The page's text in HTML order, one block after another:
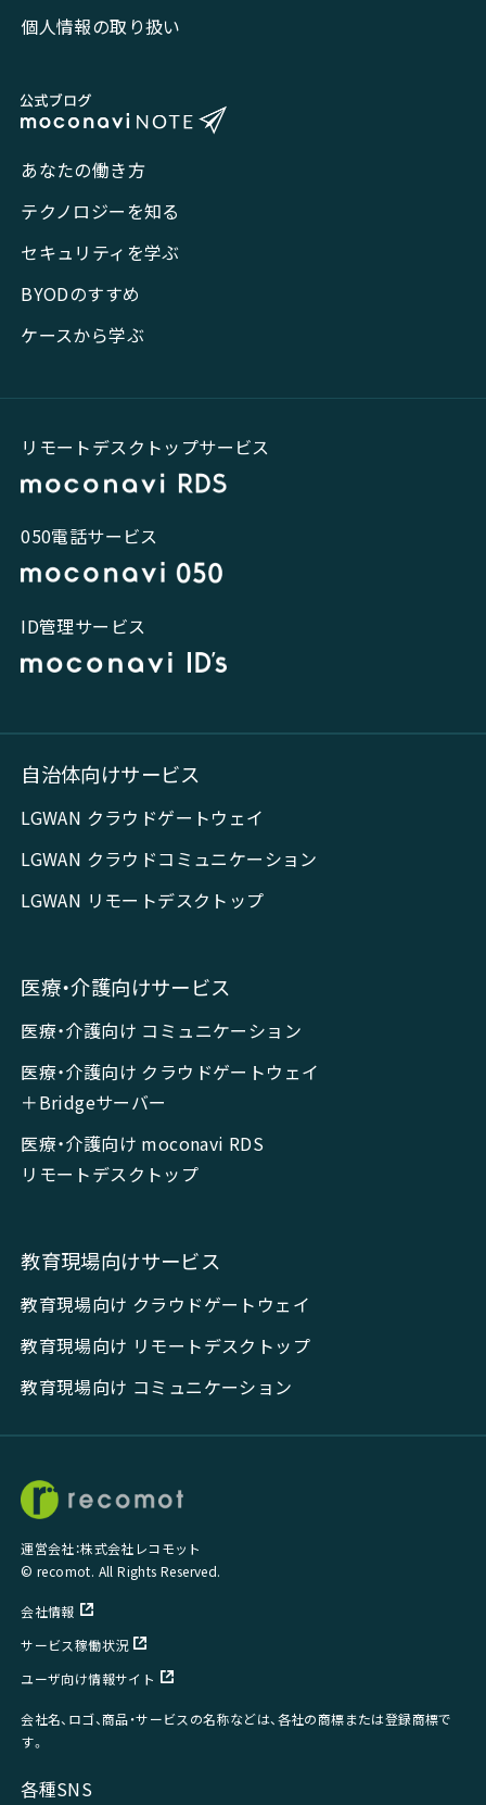
個人情報の取り扱い
あなたの働き方
テクノロジーを知る
セキュリティを学ぶ
BYODのすすめ
ケースから学ぶ
リモートデスクトップサービス
050電話サービス
ID管理サービス
自治体向けサービス
LGWAN クラウドゲートウェイ
LGWAN クラウドコミュニケーション
LGWAN リモートデスクトップ
医療・介護向けサービス
医療・介護向け コミュニケーション
医療・介護向け クラウドゲートウェイ
＋Bridgeサーバー
医療・介護向け moconavi RDS
リモートデスクトップ
教育現場向けサービス
教育現場向け クラウドゲートウェイ
教育現場向け リモートデスクトップ
教育現場向け コミュニケーション
運営会社：株式会社レコモット
© recomot. All Rights Reserved.
会社情報
サービス稼働状況
ユーザ向け情報サイト
会社名、ロゴ、商品・サービスの名称などは、各社の商標または登録商標で
す。
各種SNS